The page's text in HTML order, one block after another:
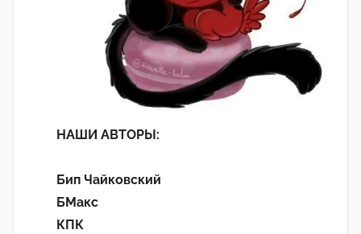
НАШИ АВТОРЫ:
Бип Чайковский
БМакс
КПК